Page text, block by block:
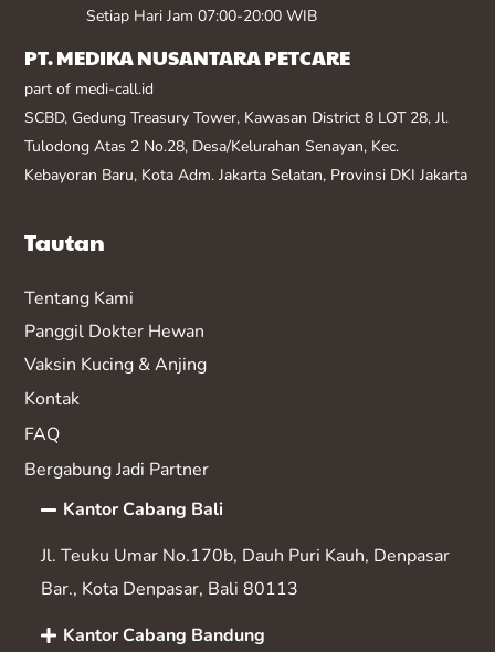
Setiap Hari Jam 07:00-20:00 WIB
PT. MEDIKA NUSANTARA PETCARE
part of medi-call.id
SCBD, Gedung Treasury Tower, Kawasan District 8 LOT 28, Jl.
Tulodong Atas 2 No.28, Desa/Kelurahan Senayan, Kec.
Kebayoran Baru, Kota Adm. Jakarta Selatan, Provinsi DKI Jakarta
Tautan
Tentang Kami
Panggil Dokter Hewan
Vaksin Kucing & Anjing
Kontak
FAQ
Bergabung Jadi Partner
Kantor Cabang Bali
Jl. Teuku Umar No.170b, Dauh Puri Kauh, Denpasar
Bar., Kota Denpasar, Bali 80113
Kantor Cabang Bandung